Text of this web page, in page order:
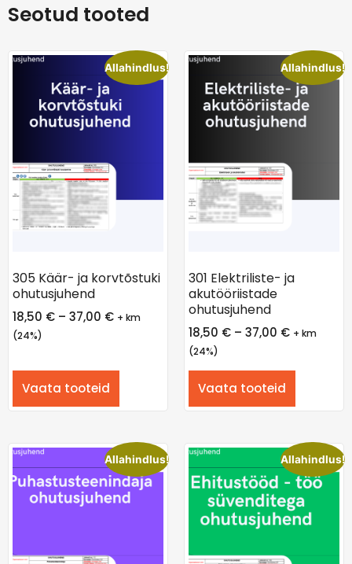
Seotud tooted
Allahindlus!
305 Käär- ja korvtõstuki
ohutusjuhend
18,50 € – 37,00 € + km
(24%)
Vaata tooteid
Allahindlus!
301 Elektriliste- ja
akutööriistade
ohutusjuhend
18,50 € – 37,00 € + km
(24%)
Vaata tooteid
Allahindlus! Allahindlus!